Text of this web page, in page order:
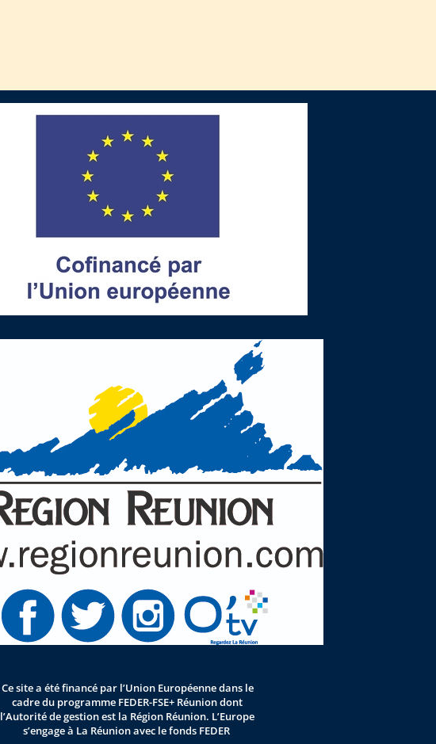
Ce site a été financé par l’Union Européenne dans le
cadre du programme FEDER-FSE+ Réunion dont
l’Autorité de gestion est la Région Réunion. L’Europe
s’engage à La Réunion avec le fonds FEDER